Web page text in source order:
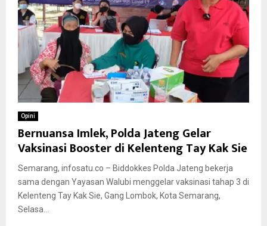
Opini
Bernuansa Imlek, Polda Jateng Gelar
Vaksinasi Booster di Kelenteng Tay Kak Sie
Semarang, infosatu.co – Biddokkes Polda Jateng bekerja
sama dengan Yayasan Walubi menggelar vaksinasi tahap 3 di
Kelenteng Tay Kak Sie, Gang Lombok, Kota Semarang,
Selasa...